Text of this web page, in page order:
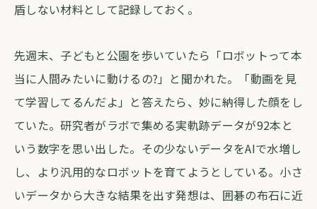
盾しない材料として記録しておく。
先週末、子どもと公園を歩いていたら「ロボットって本
当に人間みたいに動けるの?」と聞かれた。「動画を見
て学習してるんだよ」と答えたら、妙に納得した顔をし
ていた。研究者がラボで集める実軌跡データが92本と
いう数字を思い出した。その少ないデータをAIで水増し
し、より汎用的なロボットを育てようとしている。小さ
いデータから大きな結果を出す発想は、囲碁の布石に近